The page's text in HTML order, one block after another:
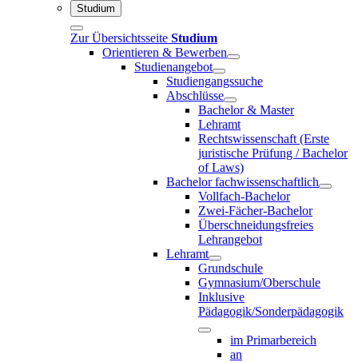
Studium
Zur Übersichtsseite Studium
Orientieren & Bewerben
Studienangebot
Studiengangssuche
Abschlüsse
Bachelor & Master
Lehramt
Rechtswissenschaft (Erste
juristische Prüfung / Bachelor
of Laws)
Bachelor fachwissenschaftlich
Vollfach-Bachelor
Zwei-Fächer-Bachelor
Überschneidungsfreies
Lehrangebot
Lehramt
Grundschule
Gymnasium/Oberschule
Inklusive
Pädagogik/Sonderpädagogik
im Primarbereich
an